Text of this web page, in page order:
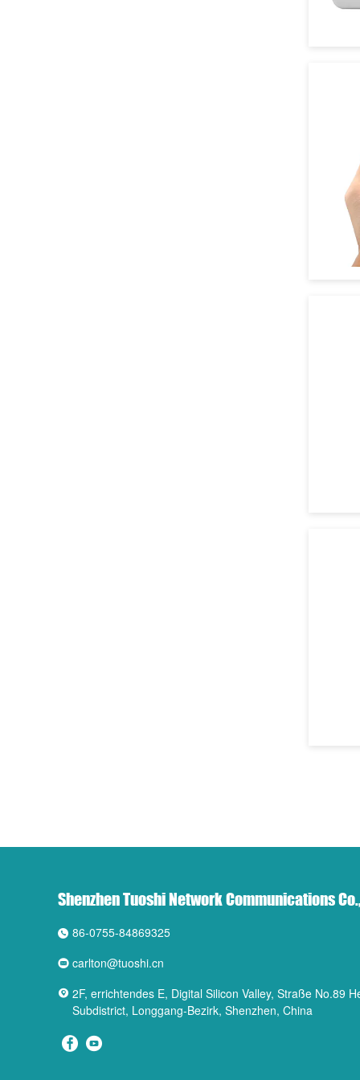
Shenzhen Tuoshi Network Communications
86-0755-84869325
carlton@tuoshi.cn
2F, errichtendes E, Digital Silicon Valley, Straße No.89
Subdistrict, Longgang-Bezirk, Shenzhen, China